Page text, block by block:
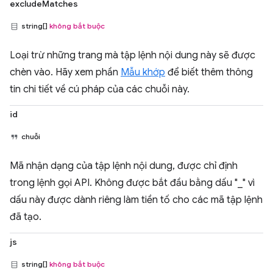
excludeMatches
string[] không bắt buộc
Loại trừ những trang mà tập lệnh nội dung này sẽ được
chèn vào. Hãy xem phần Mẫu khớp để biết thêm thông
tin chi tiết về cú pháp của các chuỗi này.
id
chuỗi
Mã nhận dạng của tập lệnh nội dung, được chỉ định
trong lệnh gọi API. Không được bắt đầu bằng dấu "_" vì
dấu này được dành riêng làm tiền tố cho các mã tập lệnh
đã tạo.
js
string[] không bắt buộc